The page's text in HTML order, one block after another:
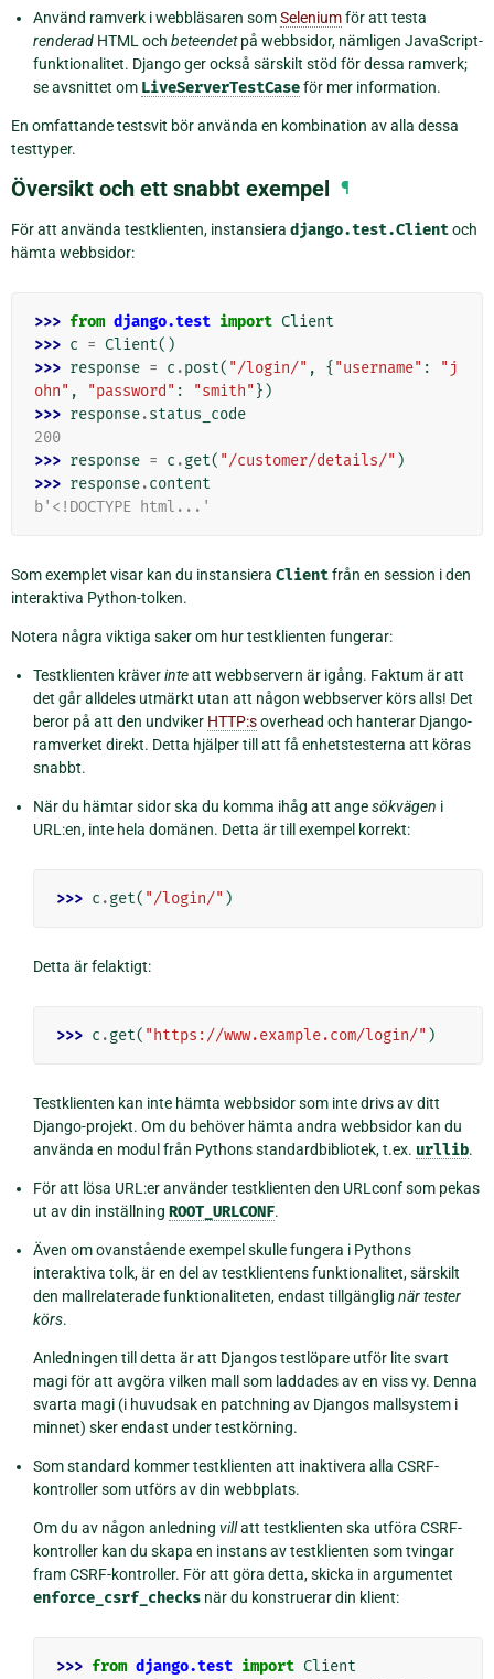
Använd ramverk i webbläsaren somSeleniumför att testa
renderad HTML och beteendetpå webbsidor, nämligen JavaScript-
funktionalitet. Django ger också särskilt stöd för dessa ramverk;
se avsnittet om LiveServerTestCaseför mer information.
En omfattande testsvit bör använda en kombination av alla dessa
testtyper.
Översikt och ett snabbt exempel ¶
För att använda testklienten, instansiera django.test.Clientoch
hämta webbsidor:
>>> from django.test import Client
>>> c = Client()
>>> response = c .post( "/login/" , { "username" :
"j
ohn" , "password" : "smith" })
>>> response.status_code
200
>>> response = c .get( "/customer/details/" )
>>> response.content
b'<!DOCTYPE html...'
Som exemplet visar kan du instansiera Clientfrån en session i den
interaktiva Python-tolken.
Notera några viktiga saker om hur testklienten fungerar:
Testklienten kräverinteatt webbservern är igång. Faktum är att
det går alldeles utmärkt utan att någon webbserver körs alls! Det
beror på att den undviker HTTP:soverhead och hanterar Django-
ramverket direkt. Detta hjälper till att få enhetstesterna att köras
snabbt.
När du hämtar sidor ska du komma ihåg att angesökvägen i
URL:en, inte hela domänen. Detta är till exempel korrekt:
>>> c .get( "/login/" )
Detta är felaktigt:
>>> c .get( "https://www.example.com/login/" )
Testklienten kan inte hämta webbsidor som inte drivs av ditt
Django-projekt. Om du behöver hämta andra webbsidor kan du
använda en modul från Pythons standardbibliotek, t.ex. urllib.
För att lösa URL:er använder testklienten den URLconf som pekas
ut av din inställning ROOT_URLCONF.
Även om ovanstående exempel skulle fungera i Pythons
interaktiva tolk, är en del av testklientens funktionalitet, särskilt
den mallrelaterade funktionaliteten, endast tillgänglig när tester
körs.
Anledningen till detta är att Djangos testlöpare utför lite svart
magi för att avgöra vilken mall som laddades av en viss vy. Denna
svarta magi (i huvudsak en patchning av Djangos mallsystem i
minnet) sker endast under testkörning.
Som standard kommer testklienten att inaktivera alla CSRF-
kontroller som utförs av din webbplats.
Om du av någon anledning villatt testklienten ska utföra CSRF-
kontroller kan du skapa en instans av testklienten som tvingar
fram CSRF-kontroller. För att göra detta, skicka in argumentet
enforce_csrf_checks när du konstruerar din klient:
>>> from django.test import Client